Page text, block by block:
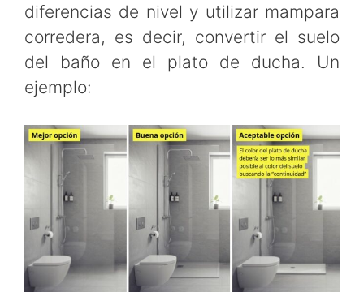
diferencias de nivel y utilizar mampara
corredera, es decir, convertir el suelo
del baño en el plato de ducha. Un
ejemplo: